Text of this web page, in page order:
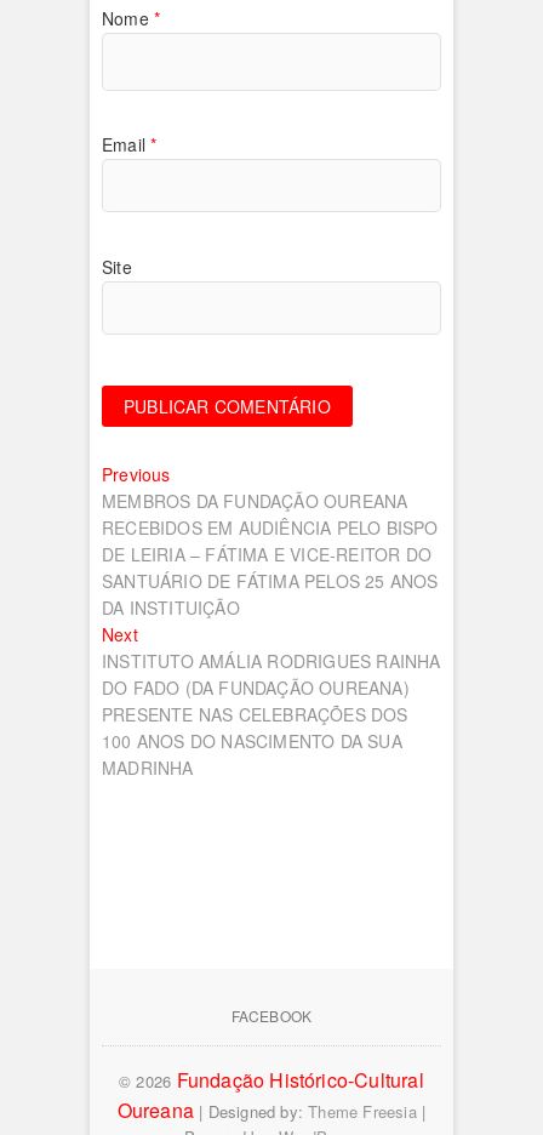
Nome *
Email*
Site
Navegação
de
artigos
PreviousPrevious
post:
MEMBROS DA FUNDAÇÃO OUREANA
RECEBIDOS EM AUDIÊNCIA PELO BISPO
DE LEIRIA – FÁTIMA E VICE-REITOR DO
SANTUÁRIO DE FÁTIMA PELOS 25 ANOS
DA INSTITUIÇÃO
NextNext
post:
INSTITUTO AMÁLIA RODRIGUES RAINHA
DO FADO (DA FUNDAÇÃO OUREANA)
PRESENTE NAS CELEBRAÇÕES DOS
100 ANOS DO NASCIMENTO DA SUA
MADRINHA
FACEBOOK
© 2026 Fundação Histórico-Cultural
Oureana | Designed by:Theme Freesia |